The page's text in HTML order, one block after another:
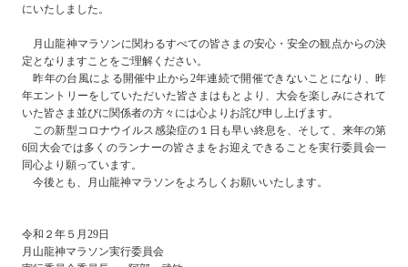
にいたしました。
月山龍神マラソンに関わるすべての皆さまの安心・安全の観点からの決
定となりますことをご理解ください。
昨年の台風による開催中止から2年連続で開催できないことになり、昨
年エントリーをしていただいた皆さまはもとより、大会を楽しみにされて
いた皆さま並びに関係者の方々には心よりお詫び申し上げます。
この新型コロナウイルス感染症の１日も早い終息を、そして、来年の第
6回大会では多くのランナーの皆さまをお迎えできることを実行委員会一
同心より願っています。
今後とも、月山龍神マラソンをよろしくお願いいたします。
令和２年５月29日
月山龍神マラソン実行委員会